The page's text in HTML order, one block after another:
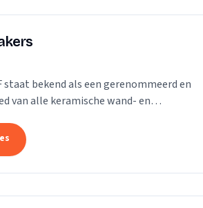
bekend als een gerenommeerd en
van alle keramische wand- en